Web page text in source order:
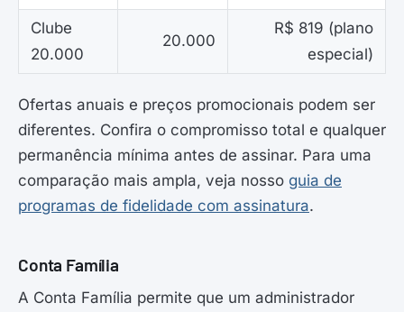
Clube
20.000
20.000
R$ 819 (plano
especial)
Ofertas anuais e preços promocionais podem ser
diferentes. Confira o compromisso total e qualquer
permanência mínima antes de assinar. Para uma
comparação mais ampla, veja nosso guia de
programas de fidelidade com assinatura.
Conta Família
A Conta Família permite que um administrador